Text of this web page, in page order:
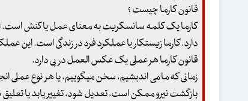
قانون کارما چیست ؟
کارما یک کلمه سانسکریت به معنای عمل یا کنش است.
دارد. کارما زیستکار یا عملکرد فرد در زندگی است. این
قانون کارما هر عملی یک عکس العمل در پی دارد.
زمانی که ما می اندیشیم، سخن میگوییم، یا هر نوع عملی
بازگشت نیرو ممکن است، تعدیل شود، تغییر یابد یا